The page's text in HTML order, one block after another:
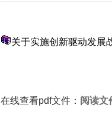
关于实施创新驱动发展
在线查看pdf文件： 阅读文